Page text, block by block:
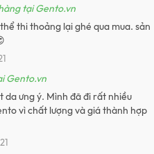
tại Gento.vn
thi thoảng lại ghé qua mua. sản
Gento.vn
da ưng ý. Mình đã đi rất nhiều
vì chất lượng và giá thành hợp